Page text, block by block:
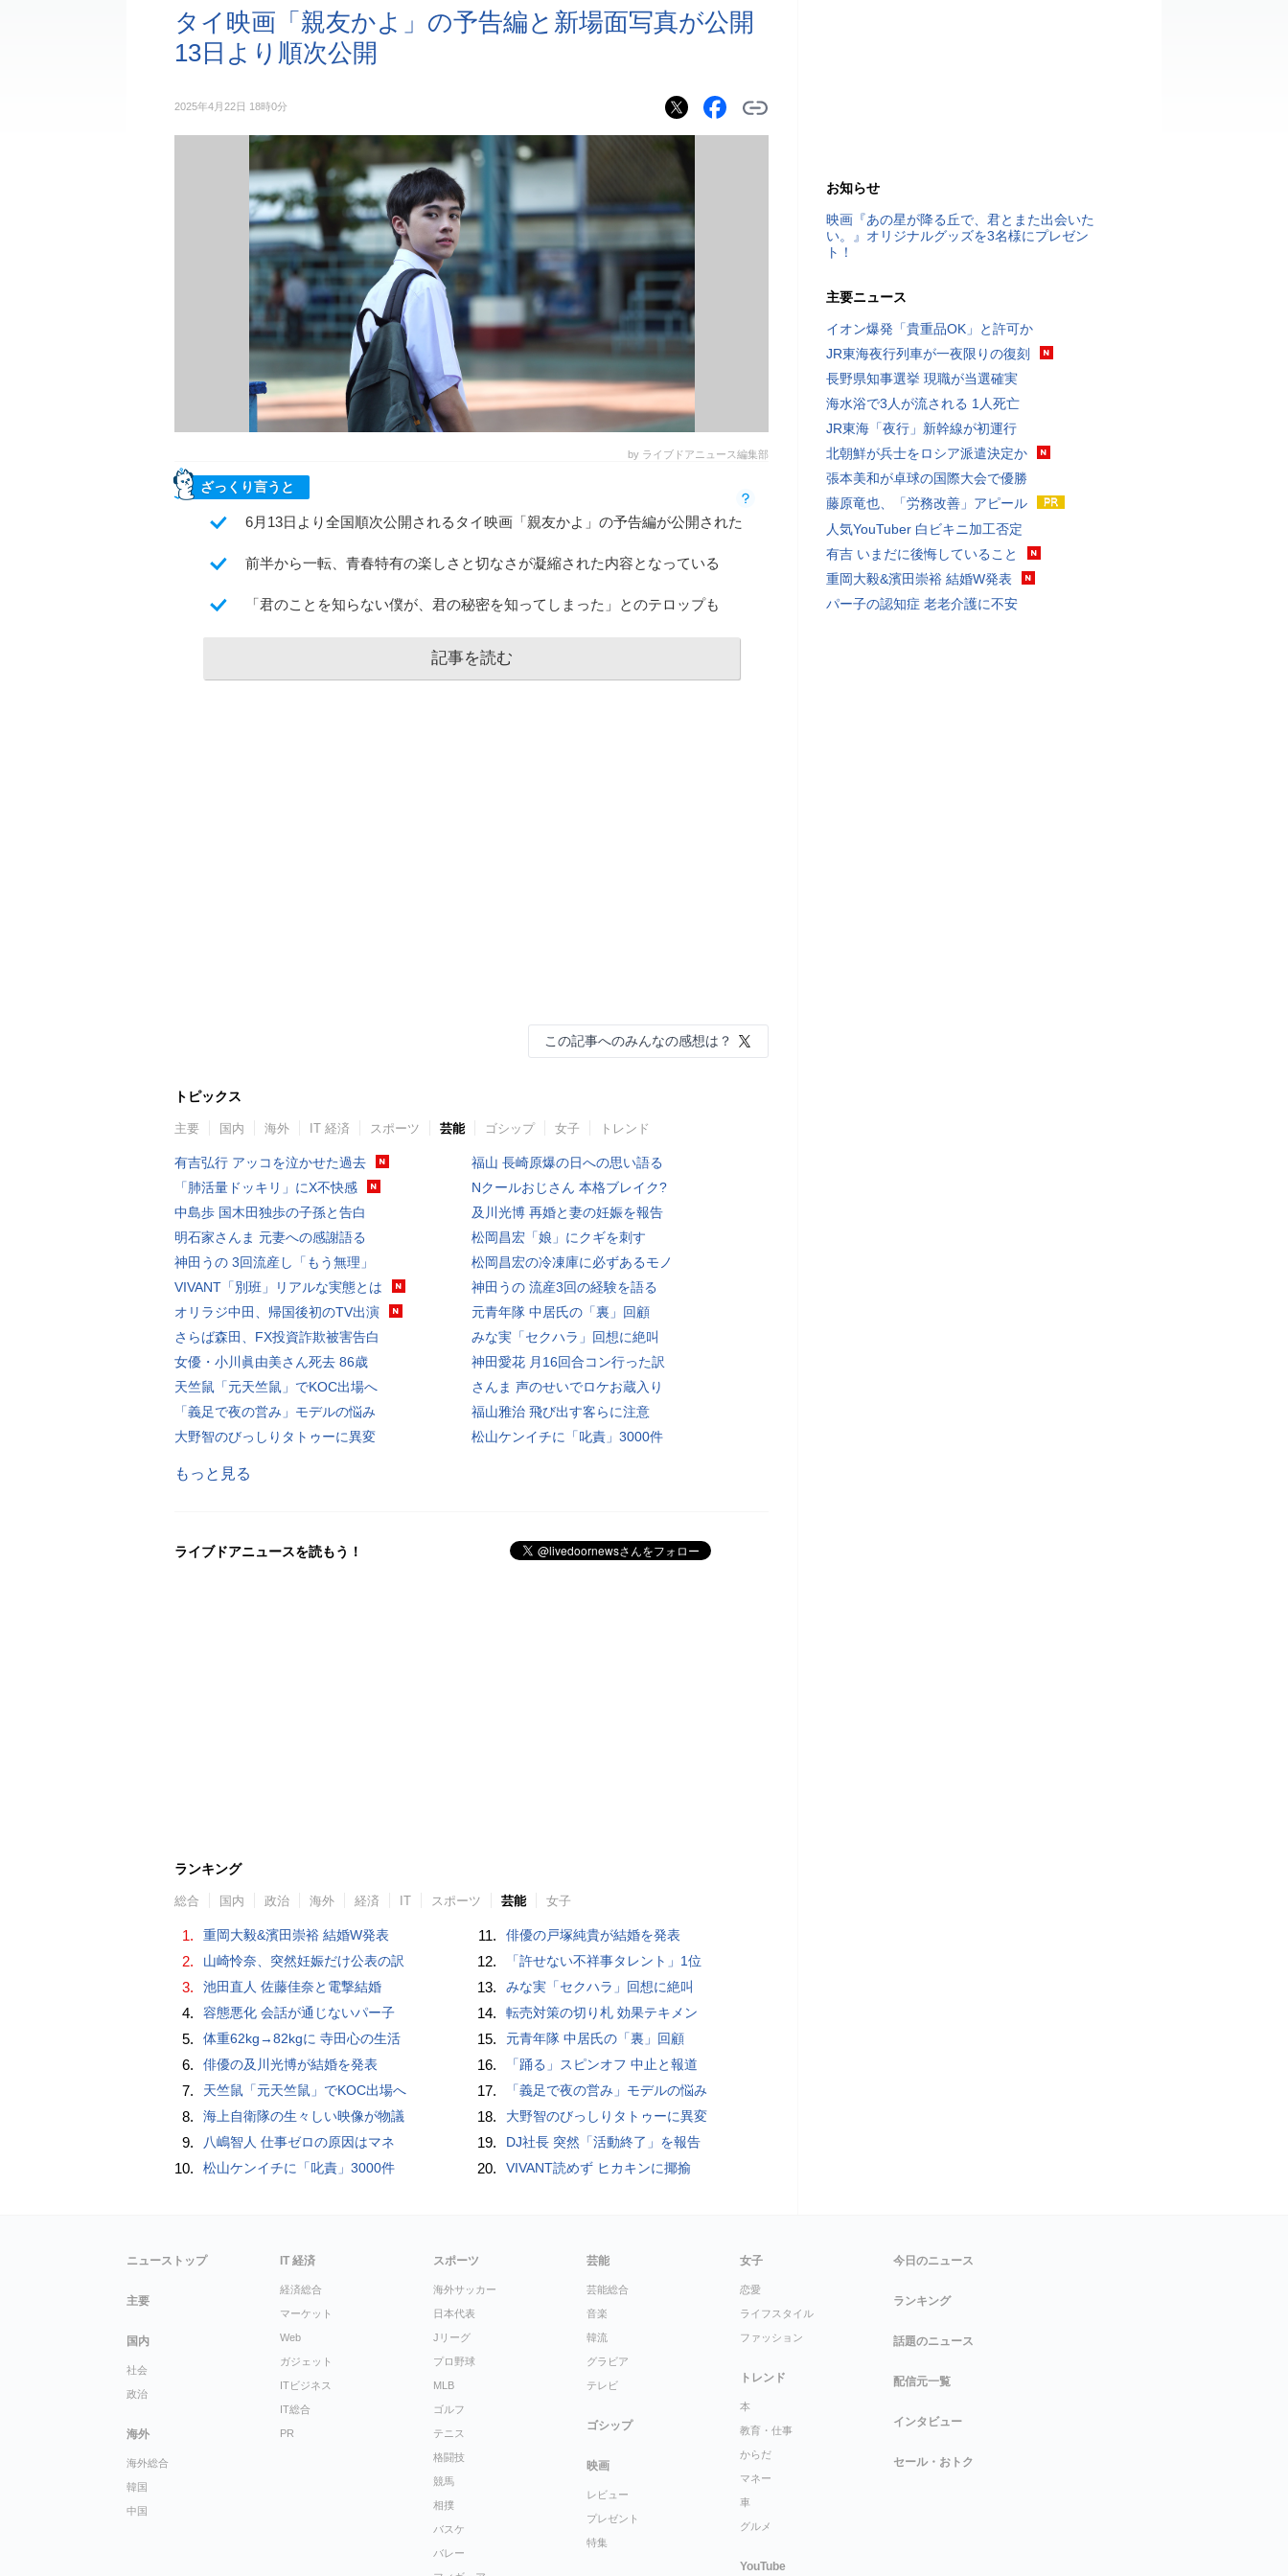
タイ映画「親友かよ」の予告編と新場面写真が公開
13日より順次公開
2025年4月22日 18時0分
by ライブドアニュース編集部
ざっくり言うと
6月13日より全国順次公開されるタイ映画「親友かよ」の予告編が公開された
前半から一転、青春特有の楽しさと切なさが凝縮された内容となっている
「君のことを知らない僕が、君の秘密を知ってしまった」とのテロップも
記事を読む
この記事へのみんなの感想は？
トピックス
主要 国内 海外 IT 経済 スポーツ 芸能 ゴシップ 女子 トレンド
有吉弘行 アッコを泣かせた過去
「肺活量ドッキリ」にX不快感
中島歩 国木田独歩の子孫と告白
明石家さんま 元妻への感謝語る
神田うの 3回流産し「もう無理」
VIVANT「別班」リアルな実態とは
オリラジ中田、帰国後初のTV出演
さらば森田、FX投資詐欺被害告白
女優・小川眞由美さん死去 86歳
天竺鼠「元天竺鼠」でKOC出場へ
「義足で夜の営み」モデルの悩み
大野智のびっしりタトゥーに異変
福山 長崎原爆の日への思い語る
Nクールおじさん 本格ブレイク?
及川光博 再婚と妻の妊娠を報告
松岡昌宏「娘」にクギを刺す
松岡昌宏の冷凍庫に必ずあるモノ
神田うの 流産3回の経験を語る
元青年隊 中居氏の「裏」回顧
みな実「セクハラ」回想に絶叫
神田愛花 月16回合コン行った訳
さんま 声のせいでロケお蔵入り
福山雅治 飛び出す客らに注意
松山ケンイチに「叱責」3000件
もっと見る
ライブドアニュースを読もう！
ランキング
総合 国内 政治 海外 経済 IT スポーツ 芸能 女子
1. 重岡大毅&濱田崇裕 結婚W発表
2. 山崎怜奈、突然妊娠だけ公表の訳
3. 池田直人 佐藤佳奈と電撃結婚
4. 容態悪化 会話が通じないパー子
5. 体重62kg→82kgに 寺田心の生活
6. 俳優の及川光博が結婚を発表
7. 天竺鼠「元天竺鼠」でKOC出場へ
8. 海上自衛隊の生々しい映像が物議
9. 八嶋智人 仕事ゼロの原因はマネ
10. 松山ケンイチに「叱責」3000件
11. 俳優の戸塚純貴が結婚を発表
12. 「許せない不祥事タレント」1位
13. みな実「セクハラ」回想に絶叫
14. 転売対策の切り札 効果テキメン
15. 元青年隊 中居氏の「裏」回顧
16. 「踊る」スピンオフ 中止と報道
17. 「義足で夜の営み」モデルの悩み
18. 大野智のびっしりタトゥーに異変
19. DJ社長 突然「活動終了」を報告
20. VIVANT読めず ヒカキンに揶揄
お知らせ
映画『あの星が降る丘で、君とまた出会いた
い。』オリジナルグッズを3名様にプレゼン
ト！
主要ニュース
イオン爆発「貴重品OK」と許可か
JR東海夜行列車が一夜限りの復刻
長野県知事選挙 現職が当選確実
海水浴で3人が流される 1人死亡
JR東海「夜行」新幹線が初運行
北朝鮮が兵士をロシア派遣決定か
張本美和が卓球の国際大会で優勝
藤原竜也、「労務改善」アピール
人気YouTuber 白ビキニ加工否定
有吉 いまだに後悔していること
重岡大毅&濱田崇裕 結婚W発表
パー子の認知症 老老介護に不安
ニューストップ
主要
国内
社会
政治
海外
海外総合
韓国
中国
IT 経済
経済総合
マーケット
Web
ガジェット
ITビジネス
IT総合
PR
スポーツ
海外サッカー
日本代表
Jリーグ
プロ野球
MLB
ゴルフ
テニス
格闘技
競馬
相撲
バスケ
バレー
芸能
芸能総合
音楽
韓流
グラビア
テレビ
ゴシップ
映画
レビュー
プレゼント
特集
女子
恋愛
ライフスタイル
ファッション
トレンド
本
教育・仕事
からだ
マネー
車
グルメ
YouTube
今日のニュース
ランキング
話題のニュース
配信元一覧
インタビュー
セール・おトク